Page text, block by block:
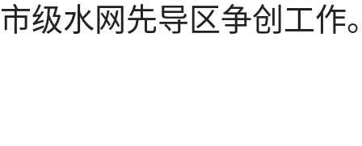
市级水网先导区争创工作